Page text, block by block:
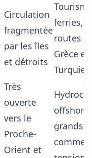
Circulation
fragmentée
par les îles
et détroits
ferries,
routes
Grèce et
Turquie
Très
ouverte
vers le
Proche-
Orient et
offshore,
grands